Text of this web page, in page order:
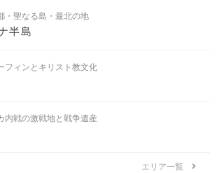
・聖なる島・最北の地
半島
フィンとキリスト教文化
内戦の激戦地と戦争遺産
エリア一覧